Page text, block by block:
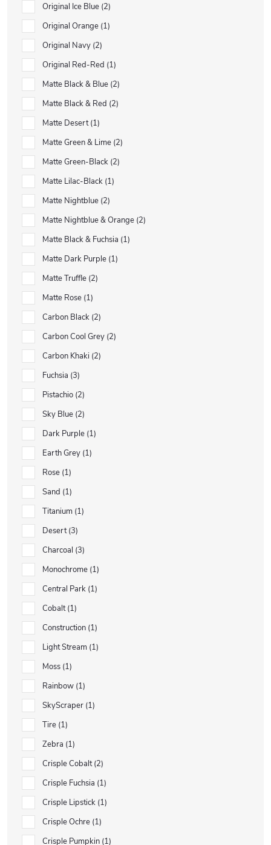
Original Ice Blue 2
Original Orange 1
Original Navy 2
Original Red-Red 1
Matte Black & Blue 2
Matte Black & Red 2
Matte Desert 1
Matte Green & Lime 2
Matte Green-Black 2
Matte Lilac-Black 1
Matte Nightblue 2
Matte Nightblue & Orange 2
Matte Black & Fuchsia 1
Matte Dark Purple 1
Matte Truffle 2
Matte Rose 1
Carbon Black 2
Carbon Cool Grey 2
Carbon Khaki 2
Fuchsia 3
Pistachio 2
Sky Blue 2
Dark Purple 1
Earth Grey 1
Rose 1
Sand 1
Titanium 1
Desert 3
Charcoal 3
Monochrome 1
Central Park 1
Cobalt 1
Construction 1
Light Stream 1
Moss 1
Rainbow 1
SkyScraper 1
Tire 1
Zebra 1
Crisple Cobalt 2
Crisple Fuchsia 1
Crisple Lipstick 1
Crisple Ochre 1
Crisple Pumpkin 1